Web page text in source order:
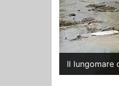
Il lungomare